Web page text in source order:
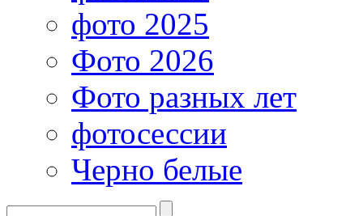
фото 2025
Фото 2026
Фото разных лет
фотосессии
Черно белые